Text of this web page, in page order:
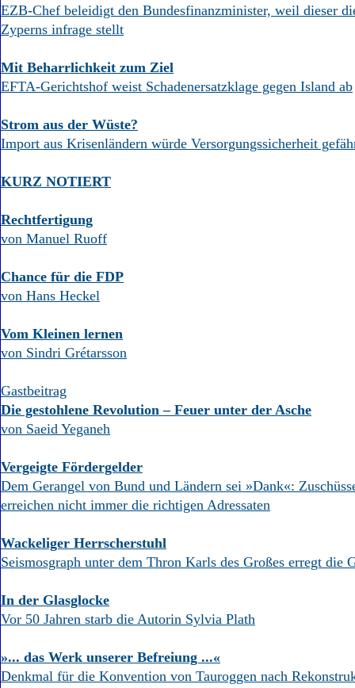
EZB-Chef beleidigt den Bundesfinanzminister, weil dieser
Zyperns infrage stellt
Mit Beharrlichkeit zum Ziel
EFTA-Gerichtshof weist Schadenersatzklage gegen Island ab
Strom aus der Wüste?
Import aus Krisenländern würde Versorgungssicherheit
KURZ NOTIERT
Rechtfertigung
von Manuel Ruoff
Chance für die FDP
von Hans Heckel
Vom Kleinen lernen
von Sindri Grétarsson
Gastbeitrag
Die gestohlene Revolution – Feuer unter der Asche
von Saeid Yeganeh
Vergeigte Fördergelder
Dem Gerangel von Bund und Ländern sei »Dank«:
erreichen nicht immer die richtigen Adressaten
Wackeliger Herrscherstuhl
Seismosgraph unter dem Thron Karls des Großes erregt die
In der Glasglocke
Vor 50 Jahren starb die Autorin Sylvia Plath
»... das Werk unserer Befreiung ...«
Denkmal für die Konvention von Tauroggen nach